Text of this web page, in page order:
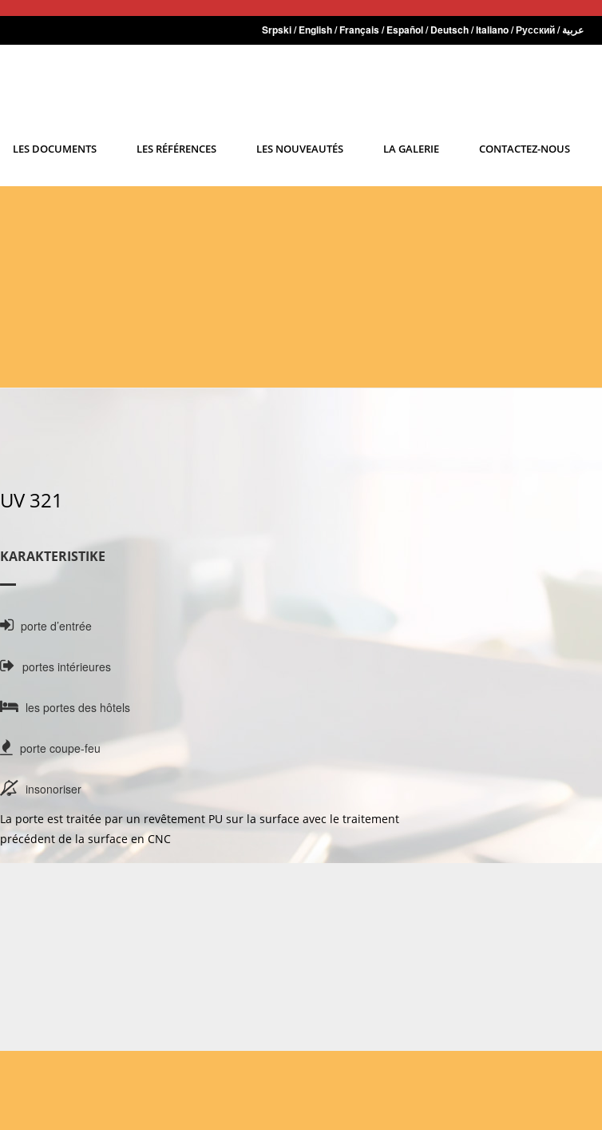
Srpski/English/Français/Español/Deutsch/Italiano/Русский/عربية
LES DOCUMENTS LES RÉFÉRENCES LES NOUVEAUTÉS LA GALERIE CONTACTEZ-NOUS
UV 321
KARAKTERISTIKE
porte d’entrée
portes intérieures
les portes des hôtels
porte coupe-feu
insonoriser
La porte est traitée par un revêtement PU sur la surface avec le traitement
précédent de la surface en CNC